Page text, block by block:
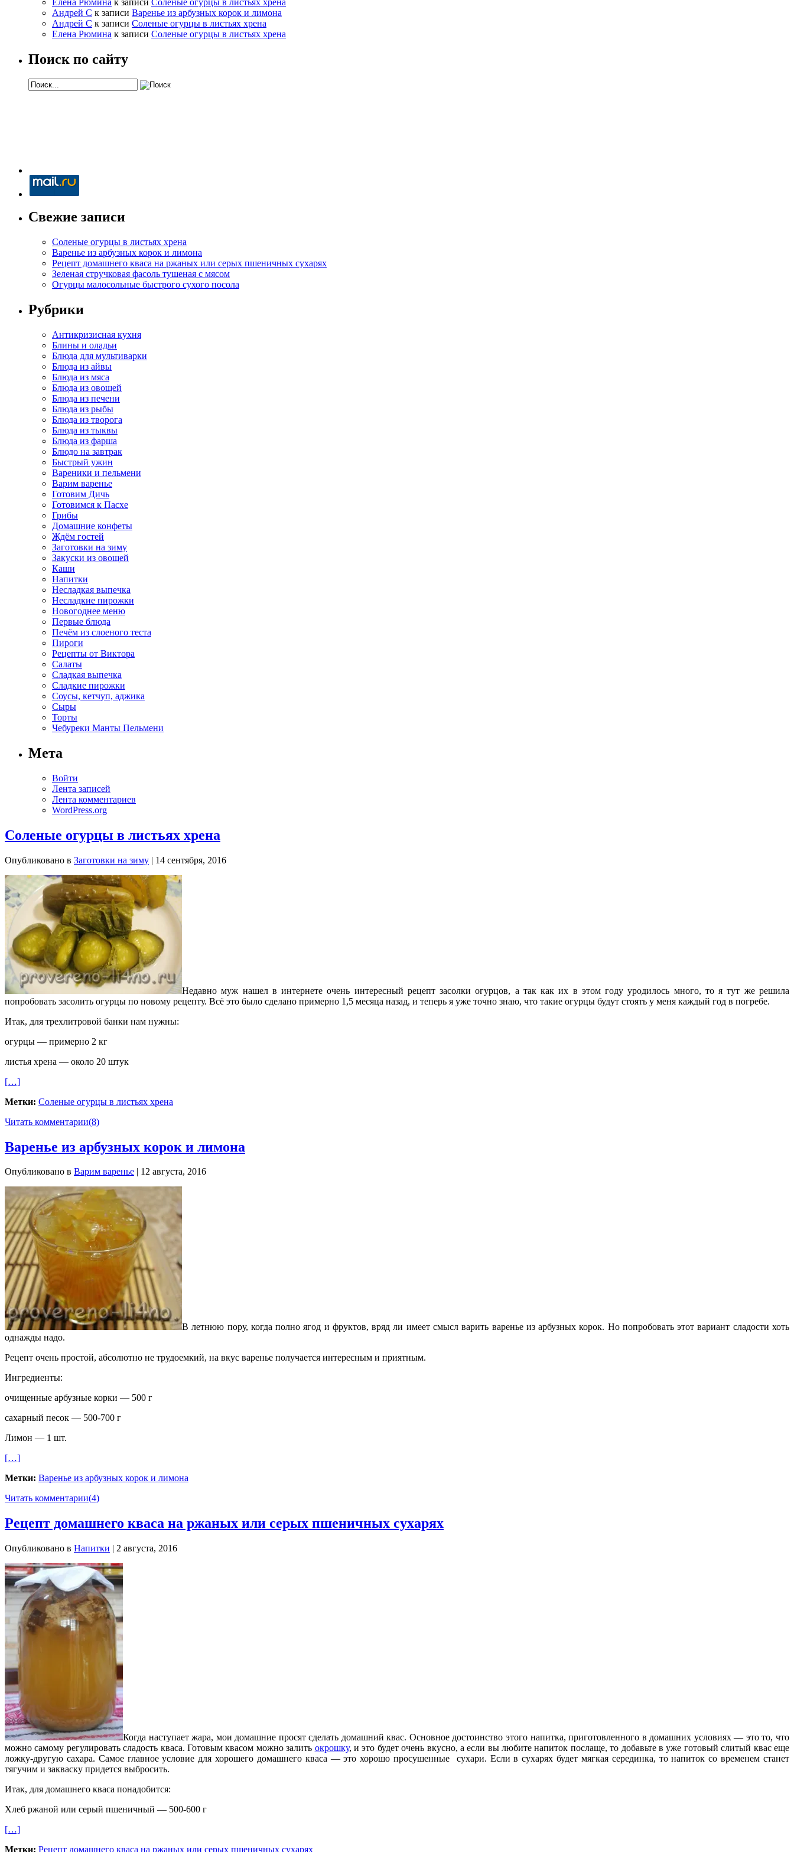
Андрей С к записи Варенье из арбузных корок и лимона
Андрей С к записи Соленые огурцы в листьях хрена
Елена Рюмина к записи Соленые огурцы в листьях хрена
Поиск по сайту
Свежие записи
Соленые огурцы в листьях хрена
Варенье из арбузных корок и лимона
Рецепт домашнего кваса на ржаных или серых пшеничных сухарях
Зеленая стручковая фасоль тушеная с мясом
Огурцы малосольные быстрого сухого посола
Рубрики
Антикризисная кухня
Блины и оладьи
Блюда для мультиварки
Блюда из айвы
Блюда из мяса
Блюда из овощей
Блюда из печени
Блюда из рыбы
Блюда из творога
Блюда из тыквы
Блюда из фарша
Блюдо на завтрак
Быстрый ужин
Вареники и пельмени
Варим варенье
Готовим Дичь
Готовимся к Пасхе
Грибы
Домашние конфеты
Ждём гостей
Заготовки на зиму
Закуски из овощей
Каши
Напитки
Несладкая выпечка
Несладкие пирожки
Новогоднее меню
Первые блюда
Печём из слоеного теста
Пироги
Рецепты от Виктора
Салаты
Сладкая выпечка
Сладкие пирожки
Соусы, кетчуп, аджика
Сыры
Торты
Чебуреки Манты Пельмени
Мета
Войти
Лента записей
Лента комментариев
WordPress.org
Соленые огурцы в листьях хрена
Опубликовано в Заготовки на зиму | 14 сентября, 2016
Недавно муж нашел в интернете очень интересный рецепт засолки огурцов, а так как их в этом году уродилось много, то я тут же решила
попробовать засолить огурцы по новому рецепту. Всё это было сделано примерно 1,5 месяца назад, и теперь я уже точно знаю, что такие огурцы будут стоять у меня каждый год в погребе.
Итак, для трехлитровой банки нам нужны:
огурцы — примерно 2 кг
листья хрена — около 20 штук
[…]
Метки: Соленые огурцы в листьях хрена
Читать комментарии(8)
Варенье из арбузных корок и лимона
Опубликовано в Варим варенье | 12 августа, 2016
В летнюю пору, когда полно ягод и фруктов, вряд ли имеет смысл варить варенье из арбузных корок. Но попробовать этот вариант сладости хоть
однажды надо.
Рецепт очень простой, абсолютно не трудоемкий, на вкус варенье получается интересным и приятным.
Ингредиенты:
очищенные арбузные корки — 500 г
сахарный песок — 500-700 г
Лимон — 1 шт.
[…]
Метки: Варенье из арбузных корок и лимона
Читать комментарии(4)
Рецепт домашнего кваса на ржаных или серых пшеничных сухарях
Опубликовано в Напитки | 2 августа, 2016
Когда наступает жара, мои домашние просят сделать домашний квас. Основное достоинство этого напитка, приготовленного в домашних условиях — это то, что
можно самому регулировать сладость кваса. Готовым квасом можно залить окрошку, и это будет очень вкусно, а если вы любите напиток послаще, то добавьте в уже готовый слитый квас еще
ложку-другую сахара. Самое главное условие для хорошего домашнего кваса — это хорошо просушенные сухари. Если в сухарях будет мягкая серединка, то напиток со временем станет
тягучим и закваску придется выбросить.
Итак, для домашнего кваса понадобится:
Хлеб ржаной или серый пшеничный — 500-600 г
[…]
Метки: Рецепт домашнего кваса на ржаных или серых пшеничных сухарях